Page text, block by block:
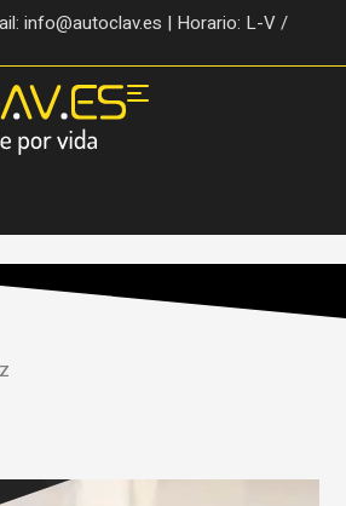
info@autoclav.es | Horario: L-V /